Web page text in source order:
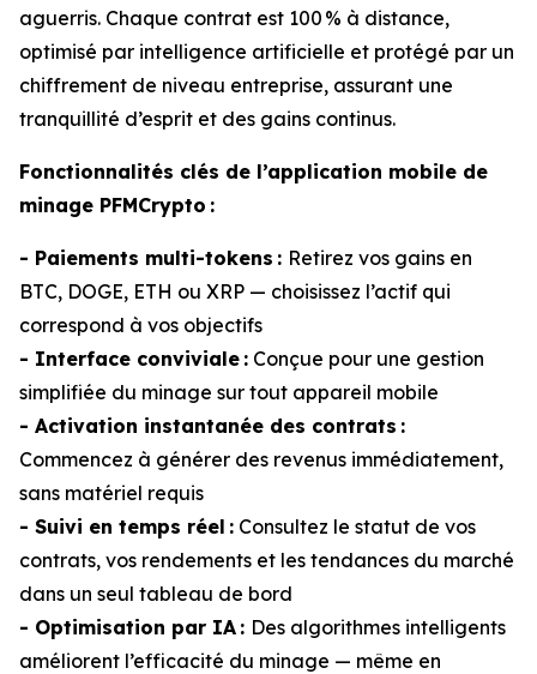
aguerris. Chaque contrat est 100 % à distance,
optimisé par intelligence artificielle et protégé par un
chiffrement de niveau entreprise, assurant une
tranquillité d’esprit et des gains continus.
Fonctionnalités clés de l’application mobile de
minage PFMCrypto :
- Paiements multi-tokens : Retirez vos gains en
BTC, DOGE, ETH ou XRP — choisissez l’actif qui
correspond à vos objectifs
- Interface conviviale : Conçue pour une gestion
simplifiée du minage sur tout appareil mobile
- Activation instantanée des contrats :
Commencez à générer des revenus immédiatement,
sans matériel requis
- Suivi en temps réel : Consultez le statut de vos
contrats, vos rendements et les tendances du marché
dans un seul tableau de bord
- Optimisation par IA : Des algorithmes intelligents
améliorent l’efficacité du minage — même en